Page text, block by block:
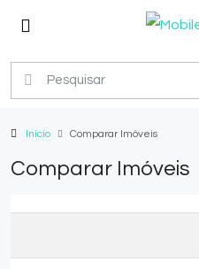
Início Comparar Imóveis
Comparar Imóveis